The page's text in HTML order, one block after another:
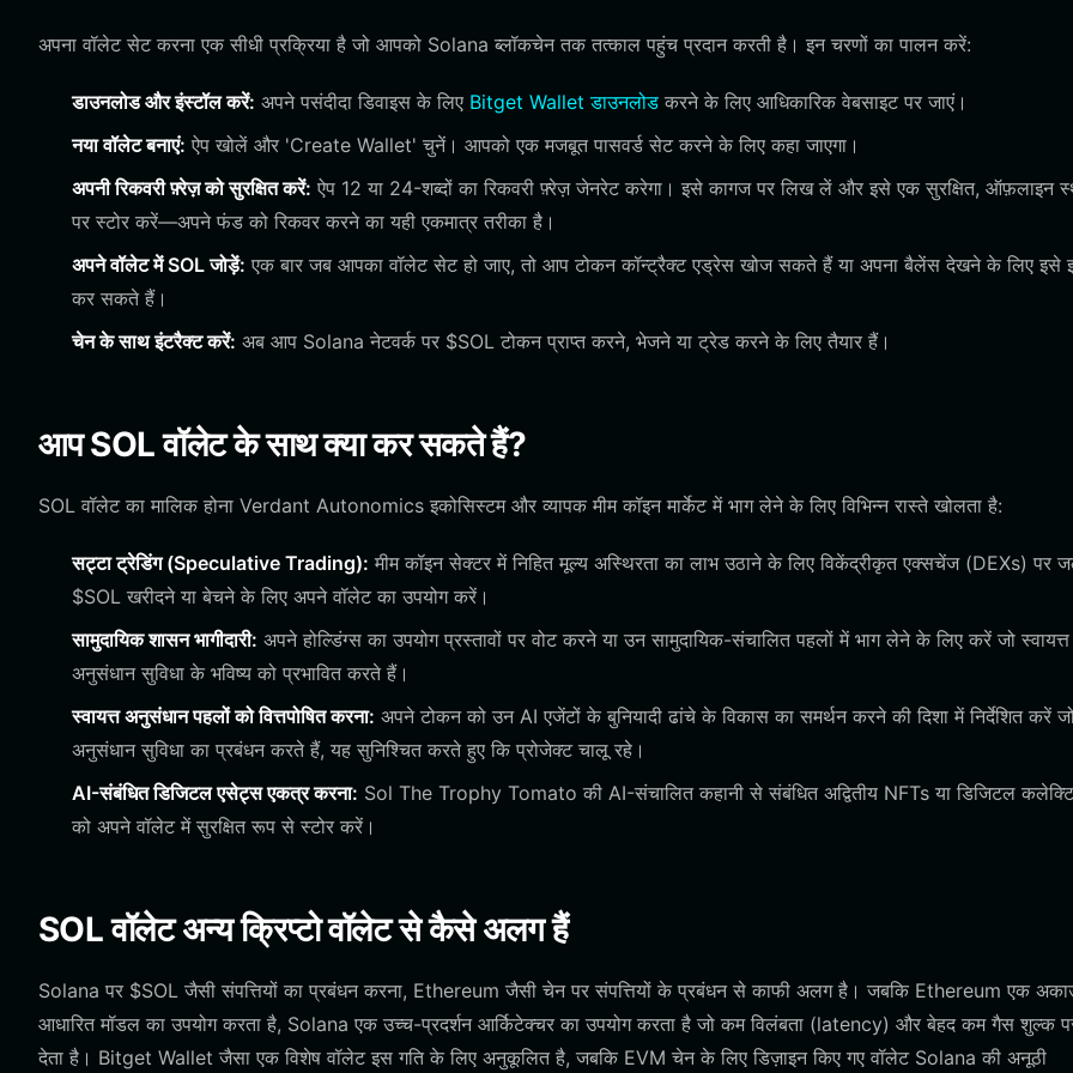
अपना वॉलेट सेट करना एक सीधी प्रक्रिया है जो आपको Solana ब्लॉकचेन तक तत्काल पहुंच प्रदान करती है। इन चरणों का पालन करें:
डाउनलोड और इंस्टॉल करें: अपने पसंदीदा डिवाइस के लिए Bitget Wallet डाउनलोड करने के लिए आधिकारिक वेबसाइट पर जाएं।
नया वॉलेट बनाएं: ऐप खोलें और 'Create Wallet' चुनें। आपको एक मजबूत पासवर्ड सेट करने के लिए कहा जाएगा।
अपनी रिकवरी फ़्रेज़ को सुरक्षित करें: ऐप 12 या 24-शब्दों का रिकवरी फ़्रेज़ जेनरेट करेगा। इसे कागज पर लिख लें और इसे एक सुरक्षित, ऑफ़लाइन
पर स्टोर करें—अपने फंड को रिकवर करने का यही एकमात्र तरीका है।
अपने वॉलेट में SOL जोड़ें: एक बार जब आपका वॉलेट सेट हो जाए, तो आप टोकन कॉन्ट्रैक्ट एड्रेस खोज सकते हैं या अपना बैलेंस देखने के लिए इसे
कर सकते हैं।
चेन के साथ इंटरैक्ट करें: अब आप Solana नेटवर्क पर $SOL टोकन प्राप्त करने, भेजने या ट्रेड करने के लिए तैयार हैं।
आप SOL वॉलेट के साथ क्या कर सकते हैं?
SOL वॉलेट का मालिक होना Verdant Autonomics इकोसिस्टम और व्यापक मीम कॉइन मार्केट में भाग लेने के लिए विभिन्न रास्ते खोलता है:
सट्टा ट्रेडिंग (Speculative Trading): मीम कॉइन सेक्टर में निहित मूल्य अस्थिरता का लाभ उठाने के लिए विकेंद्रीकृत एक्सचेंज (DEXs) पर
$SOL खरीदने या बेचने के लिए अपने वॉलेट का उपयोग करें।
सामुदायिक शासन भागीदारी: अपने होल्डिंग्स का उपयोग प्रस्तावों पर वोट करने या उन सामुदायिक-संचालित पहलों में भाग लेने के लिए करें जो स्वायत्त
अनुसंधान सुविधा के भविष्य को प्रभावित करते हैं।
स्वायत्त अनुसंधान पहलों को वित्तपोषित करना: अपने टोकन को उन AI एजेंटों के बुनियादी ढांचे के विकास का समर्थन करने की दिशा में निर्देशित करें
अनुसंधान सुविधा का प्रबंधन करते हैं, यह सुनिश्चित करते हुए कि प्रोजेक्ट चालू रहे।
AI-संबंधित डिजिटल एसेट्स एकत्र करना: Sol The Trophy Tomato की AI-संचालित कहानी से संबंधित अद्वितीय NFTs या डिजिटल
को अपने वॉलेट में सुरक्षित रूप से स्टोर करें।
SOL वॉलेट अन्य क्रिप्टो वॉलेट से कैसे अलग हैं
Solana पर $SOL जैसी संपत्तियों का प्रबंधन करना, Ethereum जैसी चेन पर संपत्तियों के प्रबंधन से काफी अलग है। जबकि Ethereum एक
आधारित मॉडल का उपयोग करता है, Solana एक उच्च-प्रदर्शन आर्किटेक्चर का उपयोग करता है जो कम विलंबता (latency) और बेहद कम गैस शुल्क
देता है। Bitget Wallet जैसा एक विशेष वॉलेट इस गति के लिए अनुकूलित है, जबकि EVM चेन के लिए डिज़ाइन किए गए वॉलेट Solana की अनूठी